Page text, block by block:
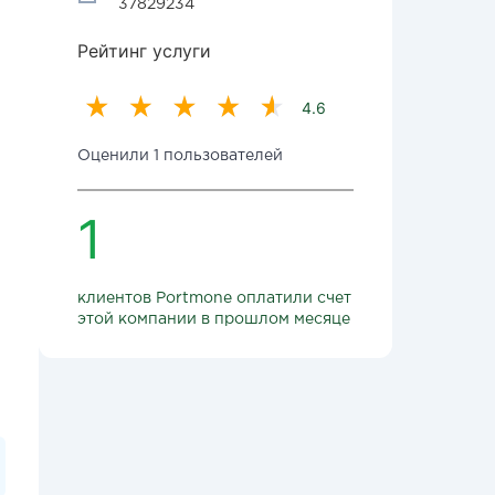
37829234
Рейтинг услуги
4.6
Оценили 1 пользователей
1
клиентов Portmone оплатили счет
этой компании в прошлом месяце